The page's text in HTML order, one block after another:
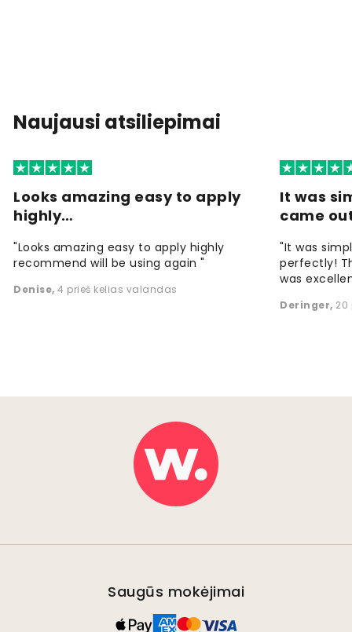
Naujausi atsiliepimai
Looks amazing easy to apply
highly…
"Looks amazing easy to apply highly
recommend will be using again "
Denise, 4 prieš kelias valandas
It was
came
"It was
perfectly!
was
Deringer, 20
Saugūs mokėjimai